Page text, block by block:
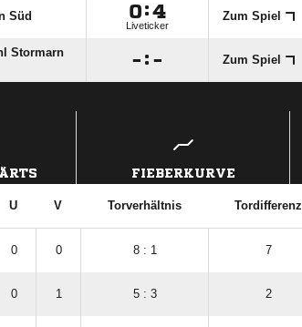
Süd :
Liveticker
Zum Spiel
Stormarn
 :  Zum Spiel
FIEBERKURVE
U V Torverhältnis Tordifferenz
0 0 8 : 1 7
0 1 5 : 3 2